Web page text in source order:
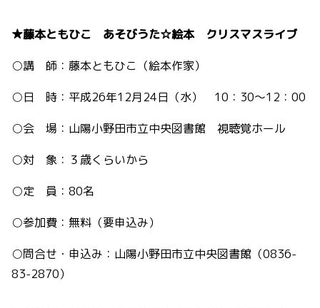
★藤本ともひこ あそびうた☆絵本 クリスマスライブ
○講 師：藤本ともひこ（絵本作家）
○日 時：平成26年12月24日（水） 10：30～12：00
○会 場：山陽小野田市立中央図書館 視聴覚ホール
○対 象：３歳くらいから
○定 員：80名
○参加費：無料（要申込み）
○問合せ・申込み：山陽小野田市立中央図書館（0836-
83-2870）